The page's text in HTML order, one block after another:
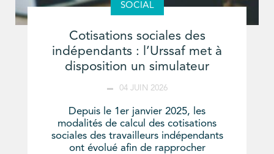
SOCIAL
Cotisations sociales des
indépendants : l’Urssaf met à
disposition un simulateur
04 JUIN 2026
Depuis le 1er janvier 2025, les
modalités de calcul des cotisations
sociales des travailleurs indépendants
ont évolué afin de rapprocher